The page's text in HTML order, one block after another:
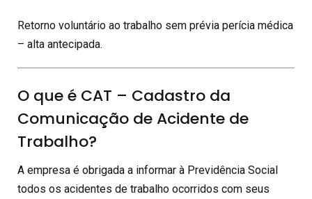
Retorno voluntário ao trabalho sem prévia perícia médica
– alta antecipada.
O que é CAT – Cadastro da
Comunicação de Acidente de
Trabalho?
A empresa é obrigada a informar à Previdência Social
todos os acidentes de trabalho ocorridos com seus